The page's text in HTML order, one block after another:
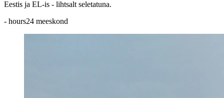
Eestis ja EL-is - lihtsalt seletatuna.
- hours24 meeskond